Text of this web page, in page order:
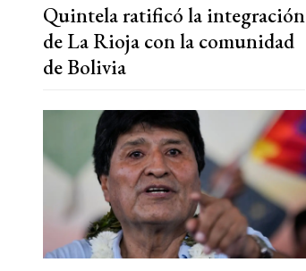
Quintela ratificó la integración
de La Rioja con la comunidad
de Bolivia